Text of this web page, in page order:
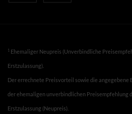
1 Ehemaliger Neupreis (Unverbindliche
Erstzulassung).
Der errechnete Preisvorteil sowie die angegebene
der ehemaligen unverbindlichen Preisempfehlung
Erstzulassung (Neupreis).